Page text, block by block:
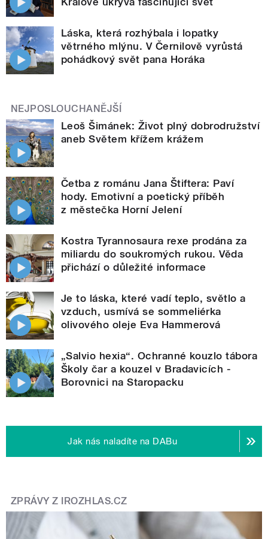
Láska, která rozhýbala i lopatky
větrného mlýnu. V Černilově vyrůstá
pohádkový svět pana Horáka
NEJPOSLOUCHANĚJŠÍ
Leoš Šimánek: Život plný dobrodružství
aneb Světem křížem krážem
Četba z románu Jana Štiftera: Paví
hody. Emotivní a poetický příběh
z městečka Horní Jelení
Kostra Tyrannosaura rexe prodána za
miliardu do soukromých rukou. Věda
přichází o důležité informace
Je to láska, které vadí teplo, světlo a
vzduch, usmívá se sommeliérka
olivového oleje Eva Hammerová
„Salvio hexia“. Ochranné kouzlo tábora
Školy čar a kouzel v Bradavicích -
Borovnici na Staropacku
Jak nás naladíte na DABu
ZPRÁVY Z IROZHLAS.CZ